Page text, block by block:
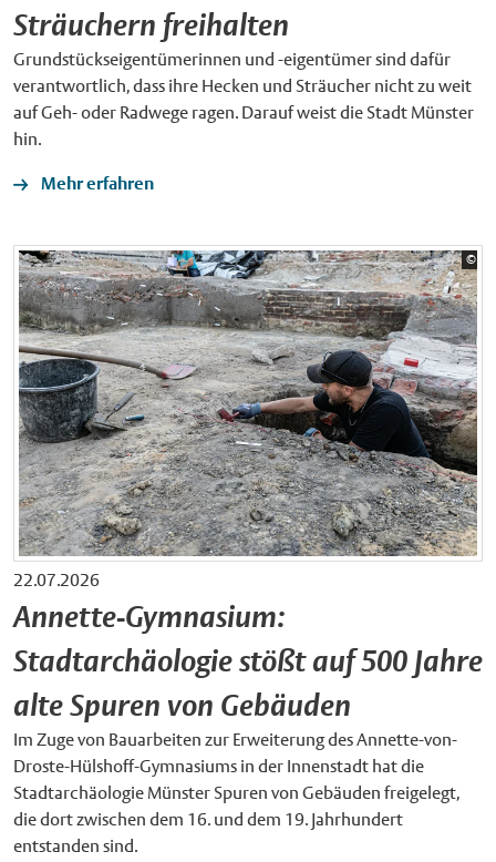
Sträuchern freihalten
Grundstückseigentümerinnen und -eigentümer sind dafür
verantwortlich, dass ihre Hecken und Sträucher nicht zu weit
auf Geh- oder Radwege ragen. Darauf weist die Stadt Münster
hin.
Mehr erfahren
©
22.07.2026
Annette-Gymnasium:
Stadtarchäologie stößt auf 500 Jahre
alte Spuren von Gebäuden
Im Zuge von Bauarbeiten zur Erweiterung des Annette-von-
Droste-Hülshoff-Gymnasiums in der Innenstadt hat die
Stadtarchäologie Münster Spuren von Gebäuden freigelegt,
die dort zwischen dem 16. und dem 19. Jahrhundert
entstanden sind.